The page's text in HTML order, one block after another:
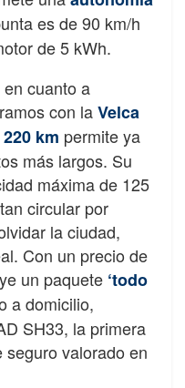
es de 90 km/h
de 5 kWh.
cuanto a
con laVelca
km permite ya
más largos. Su
máxima de 125
circular por
la ciudad,
Con un precio de
un paquete ‘todo
a domicilio,
SH33, la primera
valorado en